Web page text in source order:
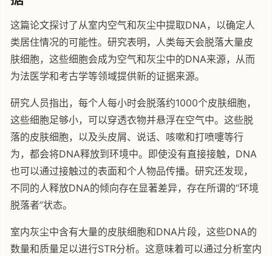
这篇论文探讨了从室内空气和灰尘中提取DNA，以确定人
类居住情况的可能性。研究表明，人类每天会脱落大量皮
肤细胞，这些细胞会成为空气和灰尘中的DNA来源，从而
为法医学和考古学等领域提供新的证据来源。
研究人员指出，每个人每小时会脱落约1000个皮肤细胞，
这些细胞足够小，可以穿透衣物并悬浮在空气中。这些脱
落的皮肤细胞，以及头皮屑、说话、咳嗽和打喷嚏等行
为，都会将DNA释放到环境中。即使没有直接接触，DNA
也可以通过接触过的表面和个人物品传播。研究还发现，
不同的人释放DNA的倾向存在显著差异，存在所谓的“环境
脱落者”状态。
室内灰尘中含有大量的皮肤细胞和DNA片段，这些DNA的
数量和质量足以进行STR分析。这意味着可以通过分析室内